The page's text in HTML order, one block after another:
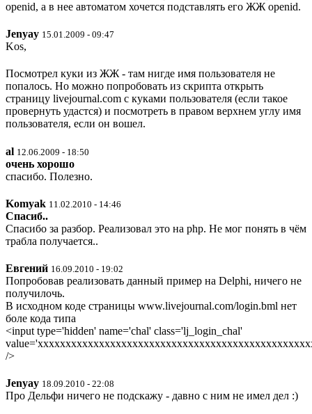
openid, а в нее автоматом хочется подставлять его ЖЖ openid.
Jenyay 15.01.2009 - 09:47
Kos,
Посмотрел куки из ЖЖ - там нигде имя пользователя не
попалось. Но можно попробовать из скрипта открыть
страницу livejournal.com с куками пользователя (если такое
провернуть удастся) и посмотреть в правом верхнем углу имя
пользователя, если он вошел.
al 12.06.2009 - 18:50
очень хорошо
спасибо. Полезно.
Komyak 11.02.2010 - 14:46
Спасиб..
Спасибо за разбор. Реализовал это на php. Не мог понять в чём
трабла получается..
Евгений 16.09.2010 - 19:02
Попробовав реализовать данный пример на Delphi, ничего не
получилочь.
В исходном коде страницы www.livejournal.com/login.bml нет
боле кода типа
<input type='hidden' name='chal' class='lj_login_chal'
/>
Jenyay 18.09.2010 - 22:08
Про Дельфи ничего не подскажу - давно с ним не имел дел :)